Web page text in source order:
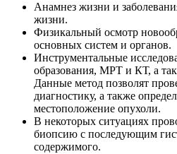
Анамнез жизни и
жизни.
Физикальный осмотр
основных систем и органов.
Инструментальные
образования, МРТ и КТ, а
Данные метод позволят
диагностику, а также
местоположение опухоли.
В некоторых ситуациях
биопсию с последующим
содержимого.